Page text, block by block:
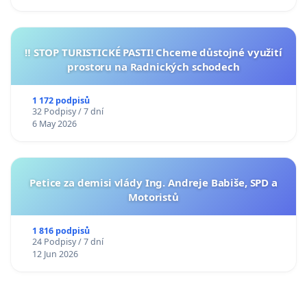
‼️ STOP TURISTICKÉ PASTI! Chceme důstojné využití
prostoru na Radnických schodech
1 172 podpisů
32 Podpisy / 7 dní
6 May 2026
Petice za demisi vlády Ing. Andreje Babiše, SPD a
Motoristů
1 816 podpisů
24 Podpisy / 7 dní
12 Jun 2026